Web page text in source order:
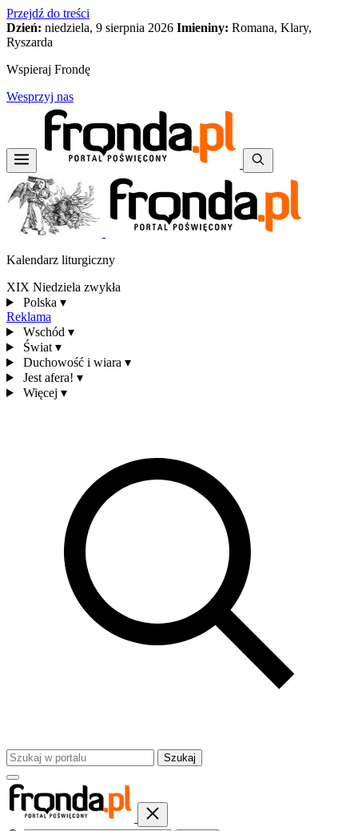
Przejdź do treści
Dzień: niedziela, 9 sierpnia 2026 Imieniny: Romana, Klary,
Ryszarda
Wspieraj Frondę
Wesprzyj nas
Kalendarz liturgiczny
XIX Niedziela zwykła
Polska ▾
Reklama
Wschód ▾
Świat ▾
Duchowość i wiara ▾
Jest afera! ▾
Więcej ▾
Szukaj